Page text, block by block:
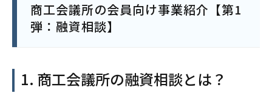
商工会議所の会員向け事業紹介【第1
弾：融資相談】
1. 商工会議所の融資相談とは？